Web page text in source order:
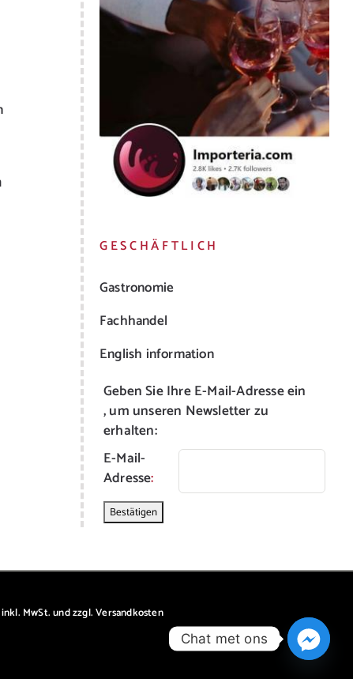
GESCHÄFTLICH
Gastronomie
Fachhandel
English information
Geben Sie Ihre E-Mail-Adresse ein
, um unseren Newsletter zu
erhalten:
E-Mail-
Adresse:
MwSt. und zzgl. Versandkosten
Chat met ons